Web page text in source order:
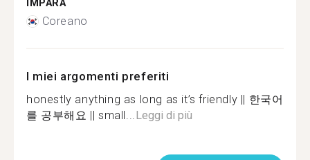
IMPARA
Coreano
I miei argomenti preferiti
honestly anything as long as it’s friendly || 한국어
를 공부해요 || small...Leggi di più